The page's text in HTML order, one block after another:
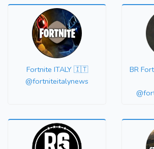
Fortnite ITALY 🇮🇹
@fortniteitalynews
BR